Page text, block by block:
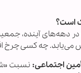
است؟
در دهه‌های آینده،
چه کسی چرخ
نسبت